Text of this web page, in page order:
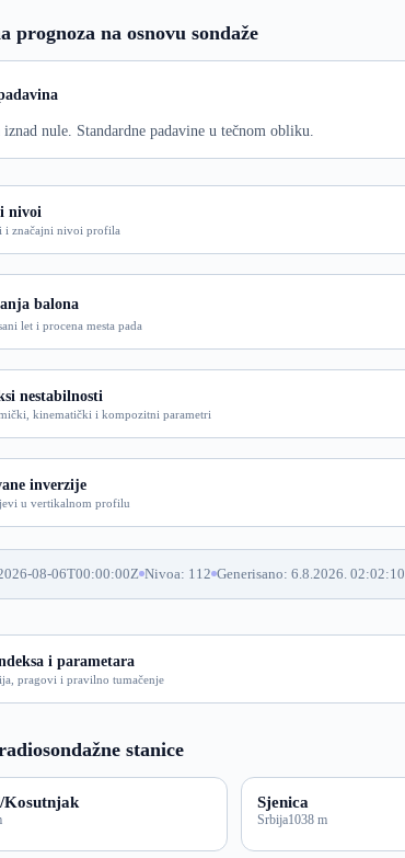
prognoza na osnovu sondaže
iznad nule. Standardne padavine u tečnom obliku.
nivoi
i značajni nivoi profila
balona
let i procena mesta pada
nestabilnosti
kinematički i kompozitni parametri
inverzije
u vertikalnom profilu
08-06T00:00:00Z Nivoa: 112 Generisano: 6.8.2026. 02:02:10
i parametara
pragovi i pravilno tumačenje
stanice
Kosutnjak Sjenica
Srbija1038 m